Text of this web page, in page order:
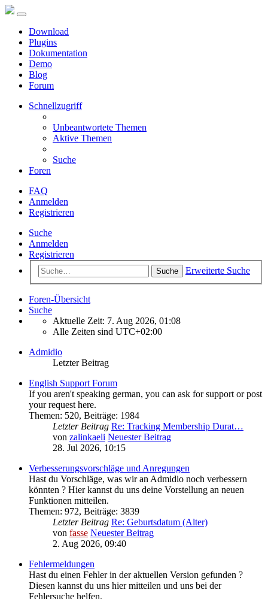
Download
Plugins
Dokumentation
Demo
Blog
Forum
Schnellzugriff
Unbeantwortete Themen
Aktive Themen
Suche
Foren
FAQ
Anmelden
Registrieren
Suche
Anmelden
Registrieren
Suche Erweiterte Suche
Foren-Übersicht
Suche
Aktuelle Zeit: 7. Aug 2026, 01:08
Alle Zeiten sind UTC+02:00
Admidio
Letzter Beitrag
English Support Forum
If you aren't speaking german, you can ask for support or post
your request here.
Themen: 520, Beiträge: 1984
Letzter Beitrag Re: Tracking Membership Durat…
von zalinkaeli Neuester Beitrag
28. Jul 2026, 10:15
Verbesserungsvorschläge und Anregungen
Hast du Vorschläge, was wir an Admidio noch verbessern
könnten ? Hier kannst du uns deine Vorstellung an neuen
Funktionen mitteilen.
Themen: 972, Beiträge: 3839
Letzter Beitrag Re: Geburtsdatum (Alter)
von fasse Neuester Beitrag
2. Aug 2026, 09:40
Fehlermeldungen
Hast du einen Fehler in der aktuellen Version gefunden ?
Diesen kannst du uns hier mitteilen und uns bei der
Fehlersuche helfen.